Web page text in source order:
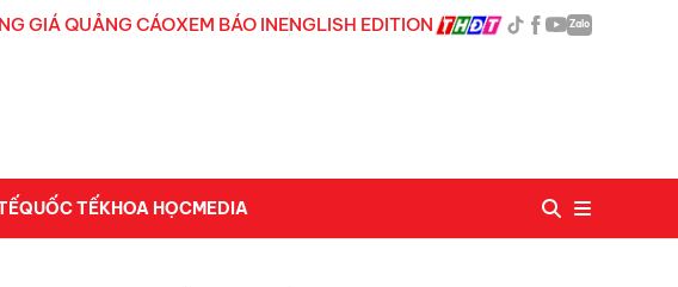
GIÁ QUẢNG CÁOXEM BÁO INENGLISH EDITION Zalo
QUỐC TẾKHOA HỌCMEDIA